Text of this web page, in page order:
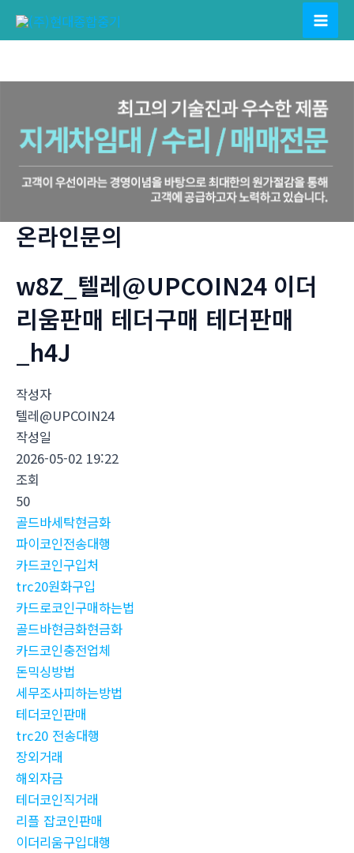
Main
온라인문의
w8Z_텔레@UPCOIN24 이더
리움판매 테더구매 테더판매
_h4J
작성자
텔레@UPCOIN24
작성일
2026-05-02 19:22
조회
50
골드바세탁현금화
파이코인전송대행
카드코인구입처
trc20원화구입
카드로코인구매하는법
골드바현금화현금화
카드코인충전업체
돈믹싱방법
세무조사피하는방법
테더코인판매
trc20 전송대행
장외거래
해외자금
테더코인직거래
리플 잡코인판매
이더리움구입대행